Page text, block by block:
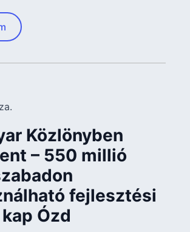
Közlönyben
– 550 millió
fejlesztési
Ózd